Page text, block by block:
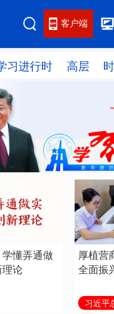
客户端
习进行时 高层
网站地图
财经 网评
思客智库 全球连
科创 量子
健康
视频 图片
懂弄通做
理论
厚植营
全面振
习近平